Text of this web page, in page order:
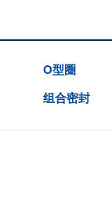
O型圈
组合密封